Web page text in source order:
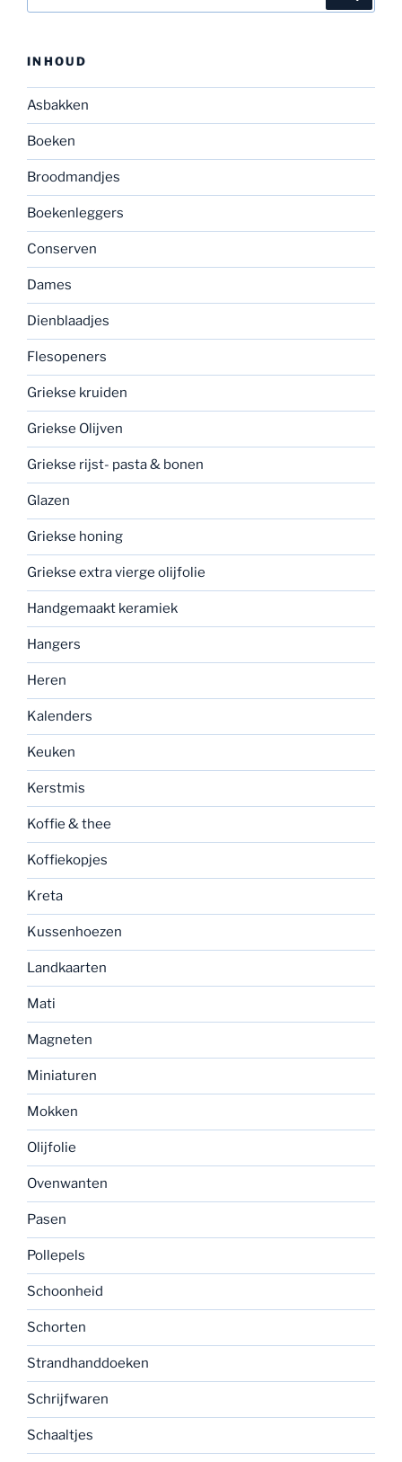
INHOUD
Asbakken
Boeken
Broodmandjes
Boekenleggers
Conserven
Dames
Dienblaadjes
Flesopeners
Griekse kruiden
Griekse Olijven
Griekse rijst- pasta & bonen
Glazen
Griekse honing
Griekse extra vierge olijfolie
Handgemaakt keramiek
Hangers
Heren
Kalenders
Keuken
Kerstmis
Koffie & thee
Koffiekopjes
Kreta
Kussenhoezen
Landkaarten
Mati
Magneten
Miniaturen
Mokken
Olijfolie
Ovenwanten
Pasen
Pollepels
Schoonheid
Schorten
Strandhanddoeken
Schrijfwaren
Schaaltjes